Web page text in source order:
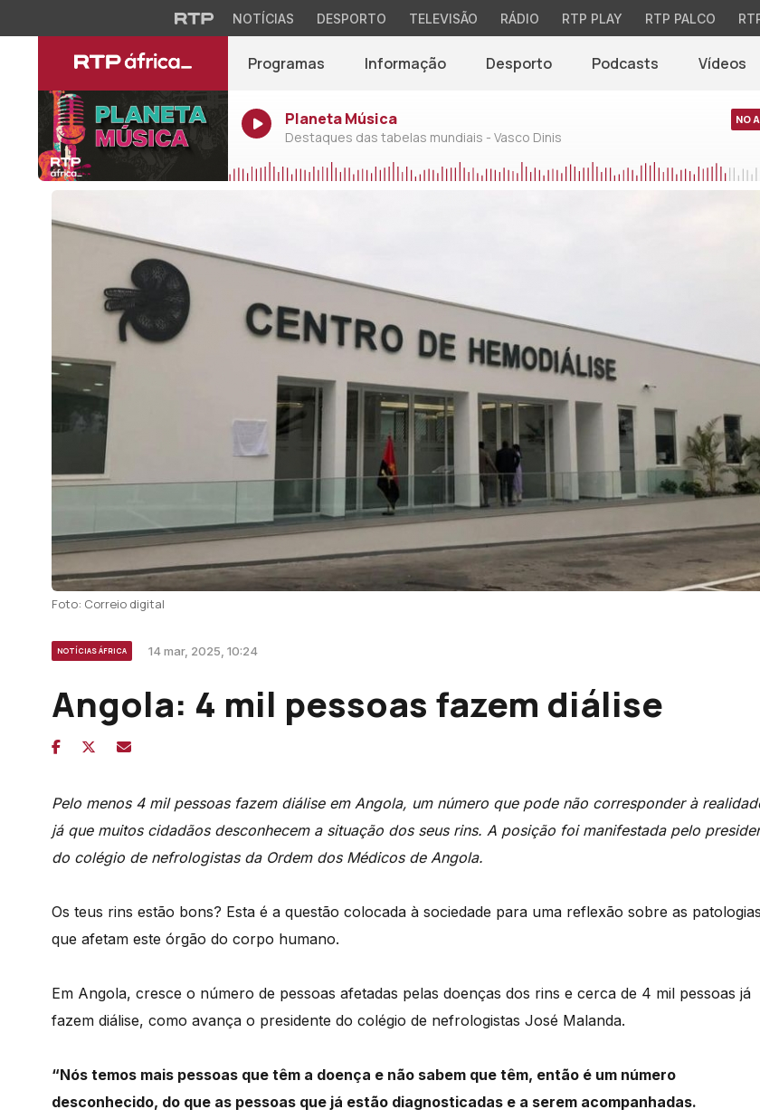
NOTÍCIAS DESPORTO TELEVISÃO RÁDIO RTP PLAY RTP PALCO
Programas Informação Desporto Podcasts Vídeos
Planeta Música
Destaques das tabelas mundiais - Vasco Dinis
NO
Foto: Correio digital
NOTÍCIAS ÁFRICA 14 mar, 2025, 10:24
Angola: 4 mil pessoas fazem diálise
Pelo menos 4 mil pessoas fazem diálise em Angola, um número que pode não corresponder à
já que muitos cidadãos desconhecem a situação dos seus rins. A posição foi manifestada pelo
do colégio de nefrologistas da Ordem dos Médicos de Angola.
Os teus rins estão bons? Esta é a questão colocada à sociedade para uma reflexão sobre as patologias
que afetam este órgão do corpo humano.
Em Angola, cresce o número de pessoas afetadas pelas doenças dos rins e cerca de 4 mil pessoas já
fazem diálise, como avança o presidente do colégio de nefrologistas José Malanda.
“Nós temos mais pessoas que têm a doença e não sabem que têm, então é um número
desconhecido, do que as pessoas que já estão diagnosticadas e a serem acompanhadas.